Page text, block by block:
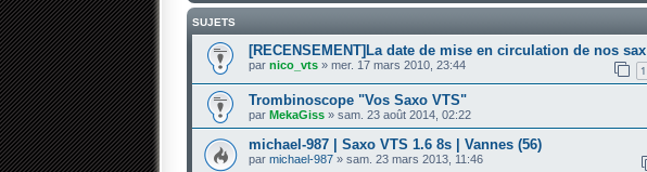
SUJETS
[RECENSEMENT]La date de mise en circulation de nos sax
par nico_vts » mer. 17 mars 2010, 23:44 1
Trombinoscope "Vos Saxo VTS"
par MekaGiss » sam. 23 août 2014, 02:22
michael-987 | Saxo VTS 1.6 8s | Vannes (56)
par michael-987 » sam. 23 mars 2013, 11:46